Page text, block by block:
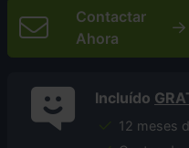
Contactar
Ahora
Incluído
12 meses